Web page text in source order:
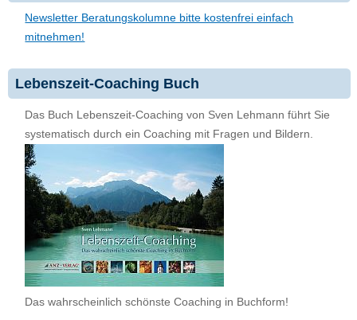
Newsletter Beratungskolumne bitte kostenfrei einfach
mitnehmen!
Lebenszeit-Coaching Buch
Das Buch Lebenszeit-Coaching von Sven Lehmann führt Sie
systematisch durch ein Coaching mit Fragen und Bildern.
Das wahrscheinlich schönste Coaching in Buchform!